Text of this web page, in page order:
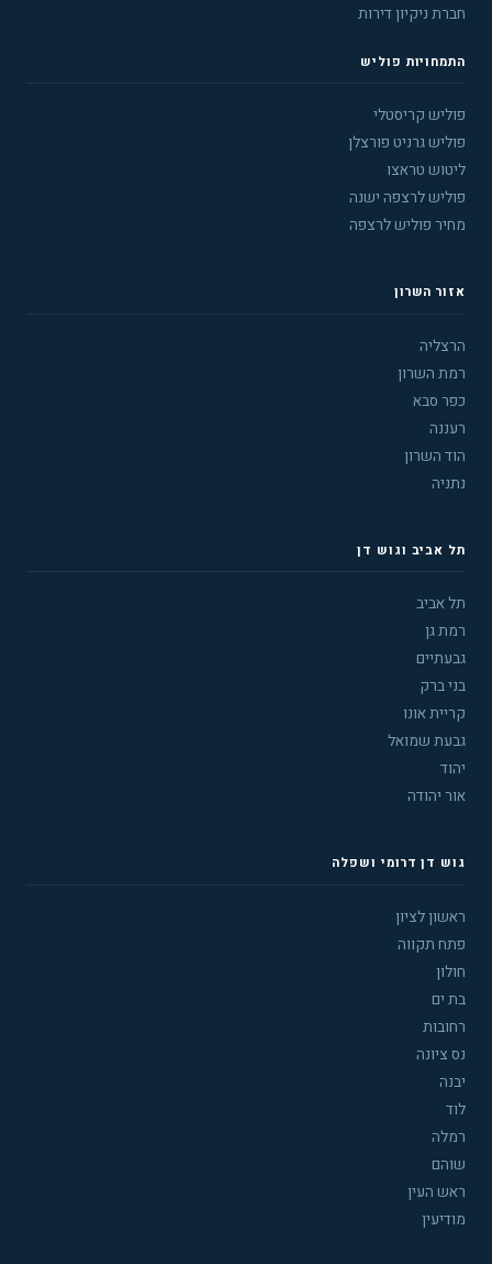
חברת ניקיון דירות
התמחויות פוליש
פוליש קריסטלי
פוליש גרניט פורצלן
ליטוש טראצו
פוליש לרצפה ישנה
מחיר פוליש לרצפה
אזור השרון
הרצליה
רמת השרון
כפר סבא
רעננה
הוד השרון
נתניה
תל אביב וגוש דן
תל אביב
רמת גן
גבעתיים
בני ברק
קריית אונו
גבעת שמואל
יהוד
אור יהודה
גוש דן דרומי ושפלה
ראשון לציון
פתח תקווה
חולון
בת ים
רחובות
נס ציונה
יבנה
לוד
רמלה
שוהם
ראש העין
מודיעין